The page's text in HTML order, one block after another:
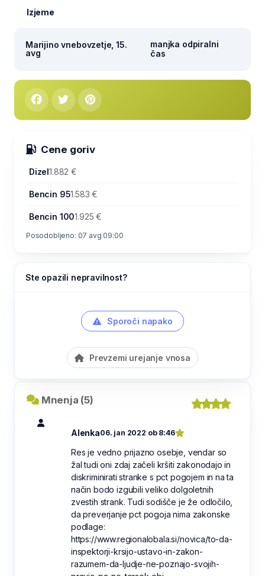
Izjeme
Marijino vnebovzetje, 15.
avg
manjka odpiralni
čas
Cene goriv
Dizel1.882 €
Bencin 951.583 €
Bencin 1001.925 €
Posodobljeno: 07 avg 09:00
Ste opazili nepravilnost?
Sporoči napako
Prevzemi urejanje vnosa
Mnenja (5)
Alenka06. jan 2022 ob 8:46
Res je vedno prijazno osebje, vendar so
žal tudi oni zdaj začeli kršiti zakonodajo in
diskriminirati stranke s pct pogojem in na ta
način bodo izgubili veliko dolgoletnih
zvestih strank. Tudi sodišče je že odločilo,
da preverjanje pct pogoja nima zakonske
podlage:
https://www.regionalobala.si/novica/to-da-
inspektorji-krsijo-ustavo-in-zakon-
razumem-da-ljudje-ne-poznajo-svojih-